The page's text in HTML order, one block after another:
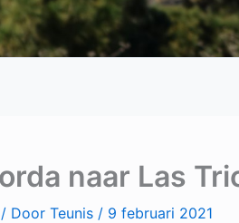
naar Las
/ Door Teunis / 9 februari 2021